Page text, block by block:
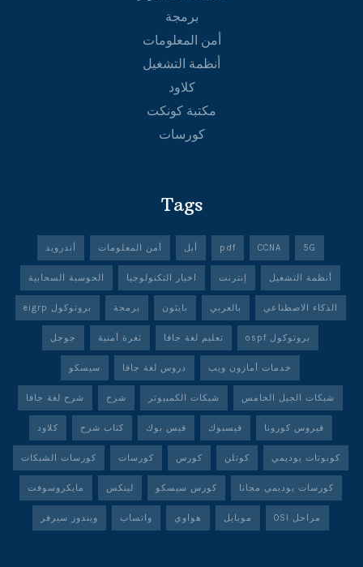
برمجة
أمن المعلومات
أنظمة التشغيل
كلاود
مكتبة كونكت
كورسات
Tags
5G
CCNA
pdf أبل أمن المعلومات أندرويد
أنظمة التشغيل إنترنت اخبار التكنولوجيا الحوسبة السحابية
الذكاء الاصطناعي بالعربي بايثون برمجة بروتوكول eigrp
بروتوكول ospf تعليم لغة جافا ثغرة أمنية جوجل
خدمات أمازون ويب دروس لغة جافا سيسكو
شبكات الجيل الخامس شبكات الكمبيوتر شرح شرح لغة جافا
فيروس كورونا فيسبوك فيس بوك كتاب شرح كلاود
كوبونات يوديمي كوتلن كورس كورسات كورسات الشبكات
كورسات يوديمي مجانا كورس سيسكو لينكس مايكروسوفت
مراحل OSI موبايل هواوي واتساب ويندوز سيرفر